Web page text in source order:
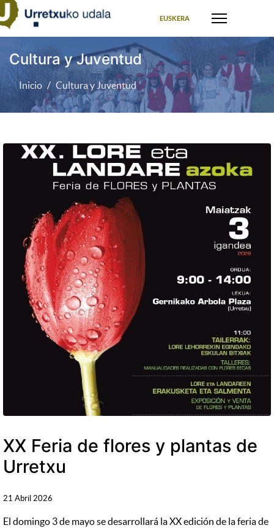
EUSKERA
Cultura y Juventud
Inicio Cultura y Juventud
XX Feria de flores y plantas de
Urretxu
21 Abril 2026
El domingo 3 de mayo se desarrollará la XX edición de la feria de